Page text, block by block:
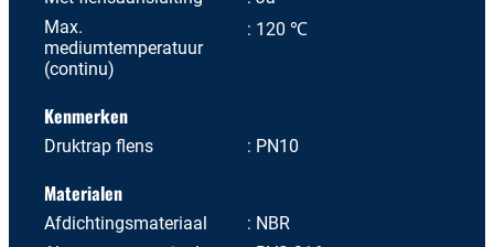
Max.
mediumtemperatuur
(continu)
120 ℃
Kenmerken
Druktrap flens PN10
Materialen
Afdichtingsmateriaal
NBR